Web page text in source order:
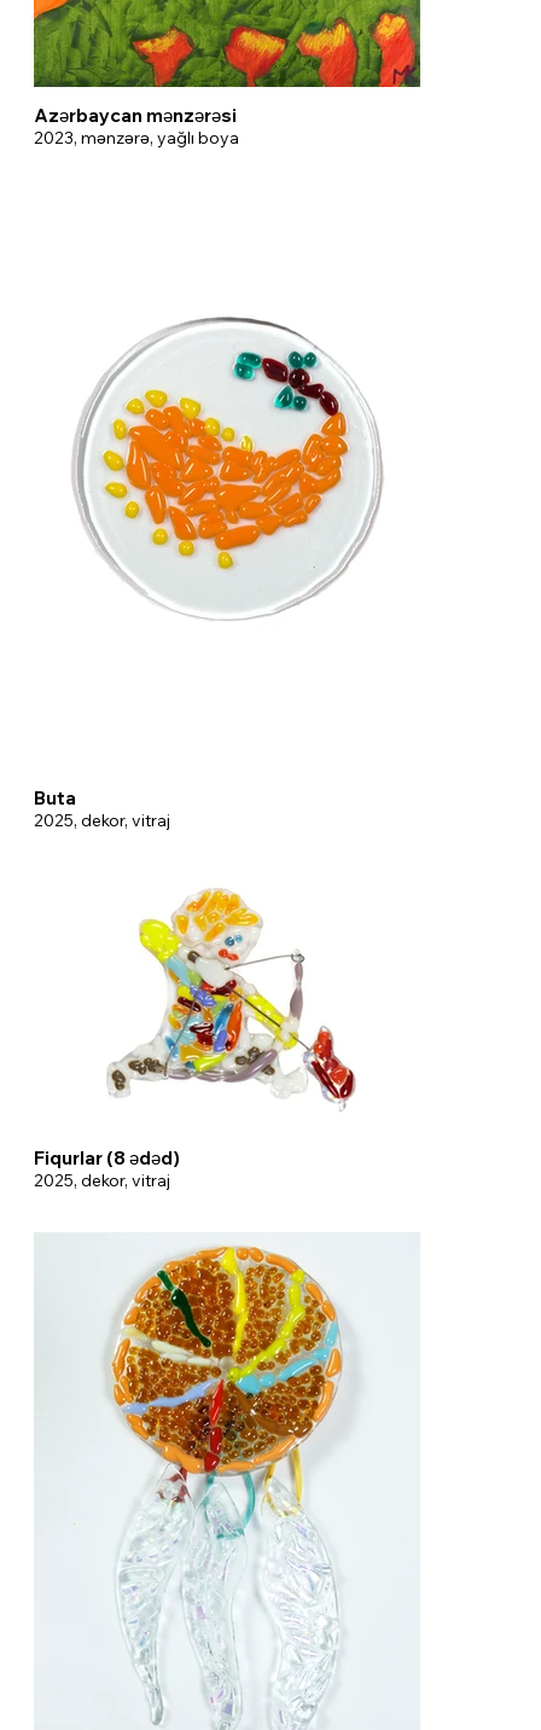
Azərbaycan mənzərəsi
2023, mənzərə, yağlı boya
Buta
2025, dekor, vitraj
Fiqurlar (8 ədəd)
2025, dekor, vitraj